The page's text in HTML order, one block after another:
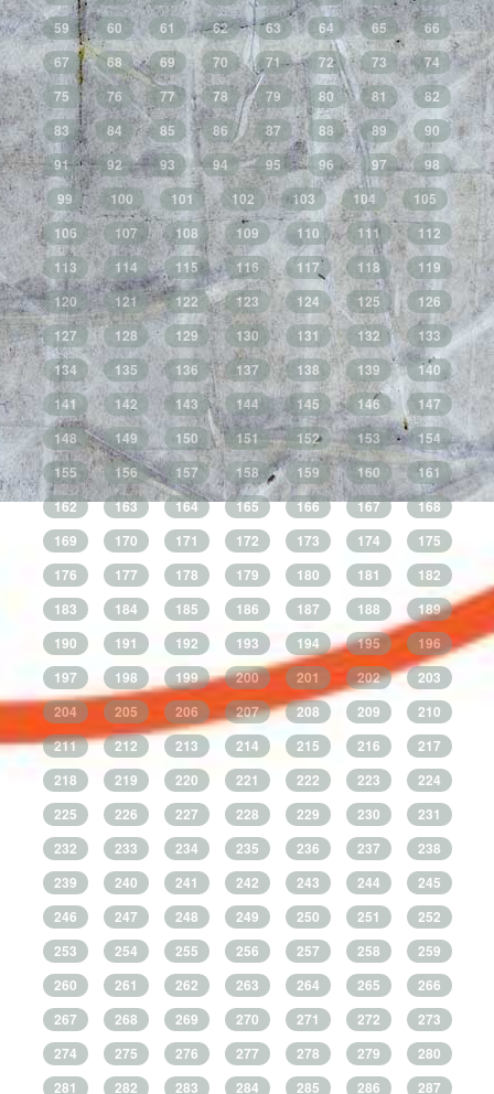
59
60 61 62 63 64 65
66
67
68 69 70 71 72 73
74
75
76 77 78 79 80 81
82
83
84 85 86 87 88 89
90
91
92 93 94 95 96 97
98
99
100 101 102 103 104
105
106
107 108 109 110 111
112
113
114 115 116 117 118
119
120
121 122 123 124 125
126
127
128 129 130 131 132
133
134
135 136 137 138 139
140
141
142 143 144 145 146
147
148
149 150 151 152 153
154
155
156 157 158 159 160
161
162
163 164 165 166 167
168
169
170 171 172 173 174
175
176
177 178 179 180 181
182
183
184 185 186 187 188
189
190
191 192 193 194 195
196
197
198 199 200 201 202
203
204
205 206 207 208 209
210
211
212 213 214 215 216
217
218
219 220 221 222 223
224
225
226 227 228 229 230
231
232
233 234 235 236 237
238
239
240 241 242 243 244
245
246
247 248 249 250 251
252
253
254 255 256 257 258
259
260
261 262 263 264 265
266
267
268 269 270 271 272
273
274
275 276 277 278 279
280
281
282 283 284 285 286 287